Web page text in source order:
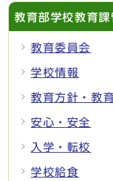
教育部学校教育課
教育委員会
学校情報
教育方針・教
安心・安全
入学・転校
学校給食